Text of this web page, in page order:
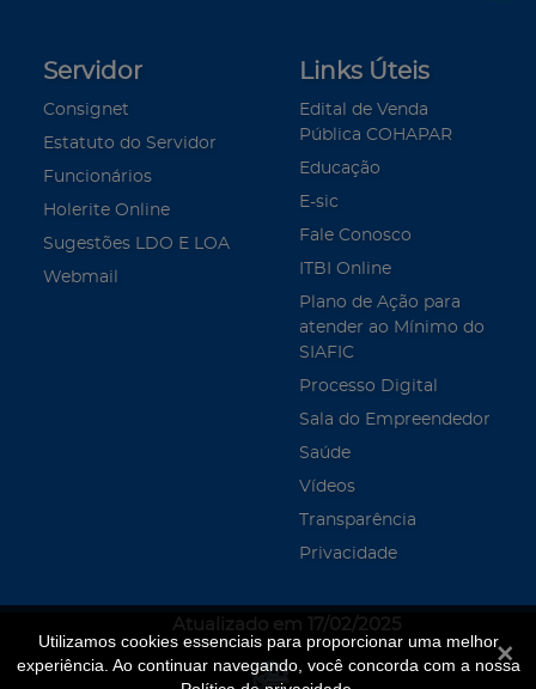
Utilizamos cookies essenciais para proporcionar uma melhor
experiência. Ao continuar navegando, você concorda com a nossa
Servidor
Consignet
Estatuto do Servidor
Funcionários
Holerite Online
Sugestões LDO E LOA
Webmail
Links Úteis
Edital de Venda
Pública COHAPAR
Educação
E-sic
Fale Conosco
ITBI Online
Plano de Ação para
atender ao Mínimo do
SIAFIC
Processo Digital
Sala do Empreendedor
Saúde
Vídeos
Transparência
Privacidade
Atualizado em 17/02/2025